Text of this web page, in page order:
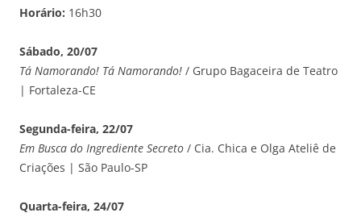
Horário: 16h30
Sábado, 20/07
Tá Namorando! Tá Namorando! / Grupo Bagaceira de Teatro
| Fortaleza-CE
Segunda-feira, 22/07
Em Busca do Ingrediente Secreto / Cia. Chica e Olga Ateliê de
Criações | São Paulo-SP
Quarta-feira, 24/07